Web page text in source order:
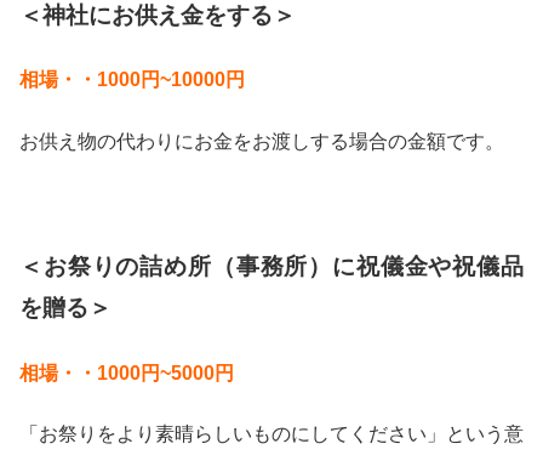
＜神社にお供え金をする＞
相場・・1000円~10000円
お供え物の代わりにお金をお渡しする場合の金額です。
＜お祭りの詰め所（事務所）に祝儀金や祝儀品
を贈る＞
相場・・1000円~5000円
「お祭りをより素晴らしいものにしてください」という意